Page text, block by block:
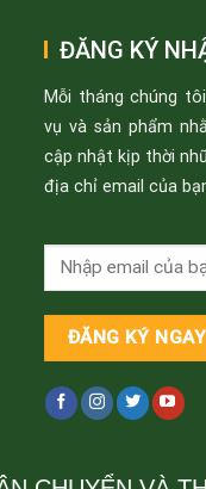
ĐĂNG KÝ
Mỗi tháng chúng
vụ và sản phẩm
cập nhật kịp thời
địa chỉ email của